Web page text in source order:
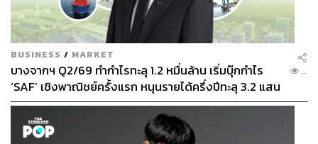
BUSINESS / MARKET
บางจากฯ Q2/69 ทำกำไรทะลุ 1.2 หมื่นล้าน เริ่มบุ๊กกำไร
‘SAF’ เชิงพาณิชย์ครั้งแรก หนุนรายได้ครึ่งปีทะลุ 3.2 แสน
ล้าน
...